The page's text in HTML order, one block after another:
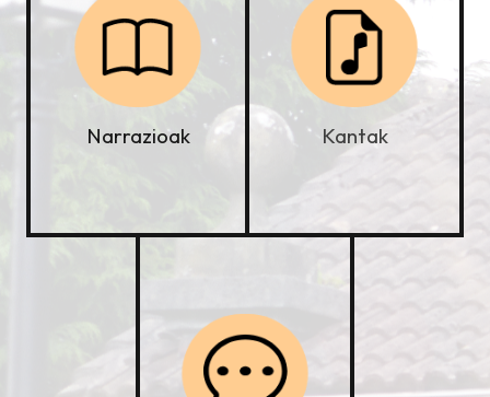
Narrazioak Kantak